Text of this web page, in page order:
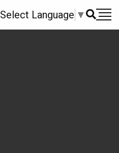
Select Language ▼